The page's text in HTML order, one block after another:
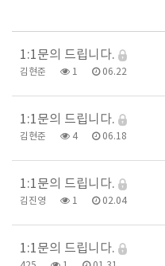
1:1문의 드립니다.
김현준 1 06.22
1:1문의 드립니다.
김현준 4 06.18
1:1문의 드립니다.
김진영 1 02.04
1:1문의 드립니다.